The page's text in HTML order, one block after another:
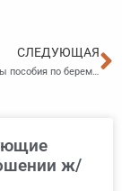
СЛЕДУЮЩАЯ
Порядок выплаты пособия по беременности изменится с 1 июля
ж/